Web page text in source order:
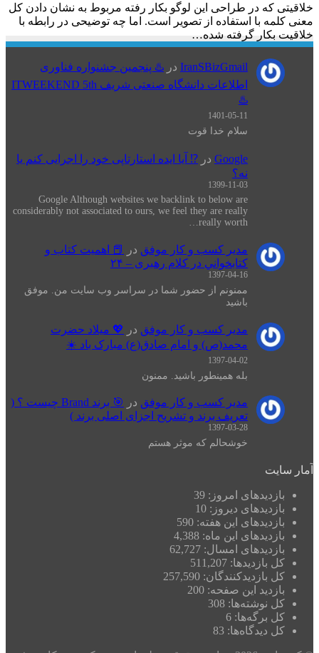
خلاقیتی که در طراحی این لوگو بکار رفته مربوط به نشان دادن کل
معنی کلمه با استفاده از تصویر است. اما چه توضیحی در رابطه با
خلاقیت بکار گرفته شده…
IranSBizGmail در ♨️ پنجمین جشنواره فناوری
اطلاعات دانشگاه صنعتی شریف ITWEEKEND 5th
♨️
1401-05-11
سلام خدا قوت
Google در ⁉️ آیا ایده استارتاپی خود را اجرایی کنم یا
نه؟
1399-11-03
Google Although websites we backlink to below are
considerably not associated to ours, we feel they are really
really worth…
مدیر کسب و کار موفق در
📕 اهميت كتاب و
كتابخواني در كلام رهبری – ۲۴
1397-04-16
ممنونم از حضور شما در سراسر وب سایت من. موفق
باشید
مدیر کسب و کار موفق در
💖 میلاد حضرت
محمد(ص) و امام صادق(ع) مبارک باد ☀️
1397-04-02
بله همینطور باشید. ممنون
مدیر کسب و کار موفق در
🎯 برند Brand چیست ؟ (
تعریف برند و تشریح اجزای اصلی برند )
1397-03-28
خوشحالم که موثر هستم
آمار سایت
بازدیدهای امروز: 39
بازدیدهای دیروز: 10
بازدیدهای این هفته: 590
بازدیدهای این ماه: 4,388
بازدیدهای امسال: 62,727
کل بازدیدها: 511,207
کل بازدیدکنند‌گان: 257,590
بازدید این صفحه: 200
کل نوشته‌ها: 308
کل برگه‌ها: 6
کل دیدگاه‌ها: 83